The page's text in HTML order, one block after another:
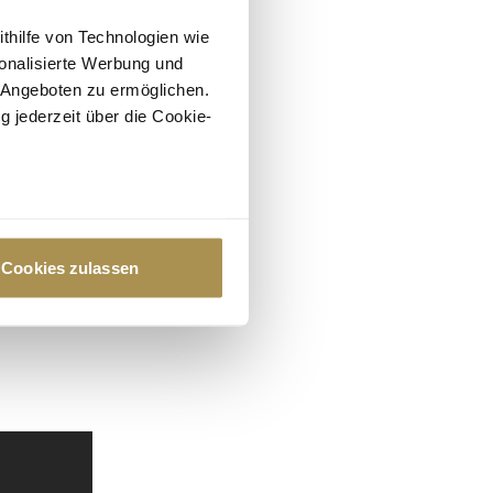
von Technologien wie
Werbung und
zu ermöglichen.
jederzeit über die Cookie-
Präferenzen im
Cookies zulassen